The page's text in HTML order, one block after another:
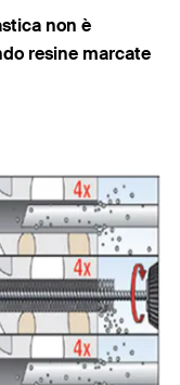
non è
resine marcate